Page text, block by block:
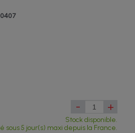
- +
Stock disponible.
sous 5 jour(s) maxi depuis la France.